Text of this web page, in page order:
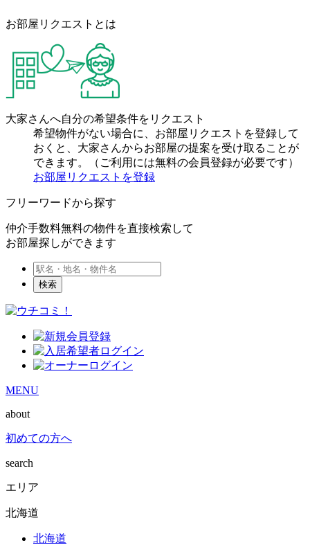
お部屋リクエストとは
大家さんへ自分の希望条件をリクエスト
希望物件がない場合に、お部屋リクエストを登録して
おくと、大家さんからお部屋の提案を受け取ることが
できます。（ご利用には無料の会員登録が必要です）
お部屋リクエストを登録
フリーワードから探す
仲介手数料無料の物件を直接検索して
お部屋探しができます
検索
MENU
about
初めての方へ
search
エリア
北海道
北海道